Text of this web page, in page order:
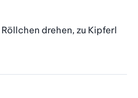
drehen, zu Kipferl